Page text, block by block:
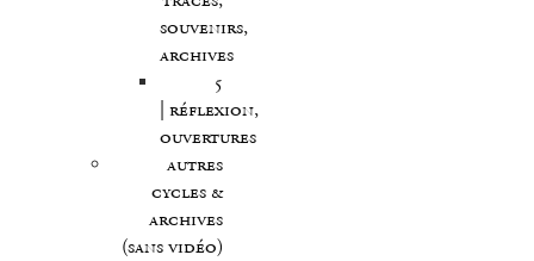
souvenirs,
archives
5
| réflexion,
ouvertures
autres
cycles &
archives
(sans vidéo)